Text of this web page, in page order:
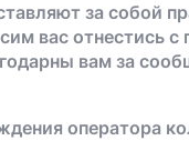
за собой
вас отнестись
вам за
оператора